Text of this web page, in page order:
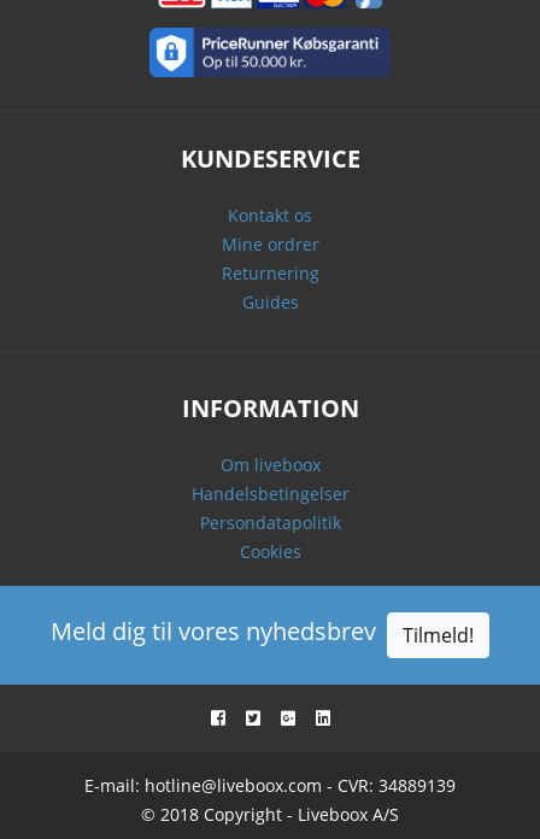
KUNDESERVICE
Kontakt os
Mine ordrer
Returnering
Guides
INFORMATION
Om liveboox
Handelsbetingelser
Persondatapolitik
Cookies
Meld dig til vores nyhedsbrev Tilmeld!
E-mail: hotline@liveboox.com - CVR: 34889139
© 2018 Copyright - Liveboox A/S